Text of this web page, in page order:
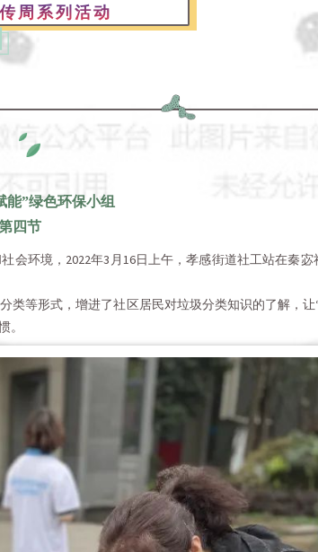
周系列活动
能”绿色环保小组
四节
环境，2022年3月16日上午，孝感街道社工站在秦
等形式，增进了社区居民对垃圾分类知识的了解，
。